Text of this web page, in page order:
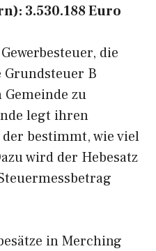
3.530.188 Euro
die
Grundsteuer B
zu
legt ihren
der bestimmt, wie viel
wird der Hebesatz
in Merching